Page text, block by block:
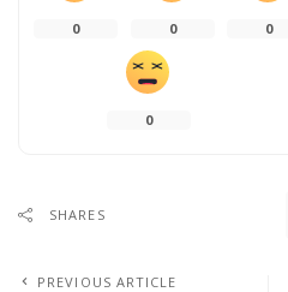
0 0 0
0
SHARES
PREVIOUS ARTICLE